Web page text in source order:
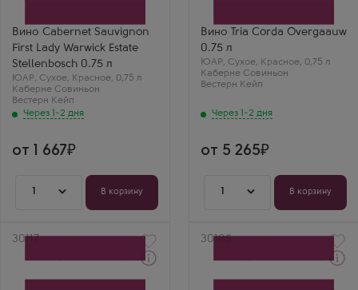
Вино Cabernet Sauvignon
First Lady Warwick Estate
Stellenbosch 0.75 л
ЮАР, Сухое, Красное, 0,75 л
Каберне Совиньон
Вестерн Кейп
Через 1-2 дня
Сорт винограда
Каберне Совиньон
Страна
ЮАР
Регион
Вестерн
Кейп, Стелленбош
от 1 667
1 В корзину
Вино Tria Сorda Overgaauw
0.75 л
ЮАР, Сухое, Красное, 0,75 л
Каберне Совиньон
Вестерн Кейп
Через 1-2 дня
Страна
ЮАР
Регион
Вестерн
Кейп, Стелленбош
от 5 265
1 В корзину
Артикул
30117 Артикул
30105